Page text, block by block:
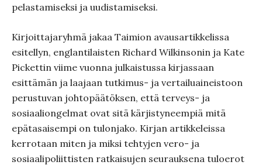
pelastamiseksi ja uudistamiseksi.
Kirjoittajaryhmä jakaa Taimion avausartikkelissa
esitellyn, englantilaisten Richard Wilkinsonin ja Kate
Pickettin viime vuonna julkaistussa kirjassaan
esittämän ja laajaan tutkimus- ja vertailuaineistoon
perustuvan johtopäätöksen, että terveys- ja
sosiaaliongelmat ovat sitä kärjistyneempiä mitä
epätasaisempi on tulonjako. Kirjan artikkeleissa
kerrotaan miten ja miksi tehtyjen vero- ja
sosiaalipoliittisten ratkaisujen seurauksena tuloerot